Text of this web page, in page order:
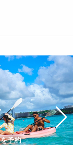
予約
予約
予約
予約
予約